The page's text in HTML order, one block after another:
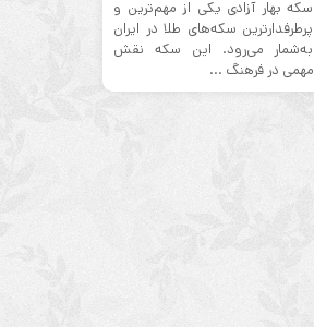
سکه بهار آزادی یکی از مهم‌ترین و
پرطرفدارترین سکه‌های طلا در ایران
به‌شمار می‌رود. این سکه نقش
مهمی در فرهنگ ...